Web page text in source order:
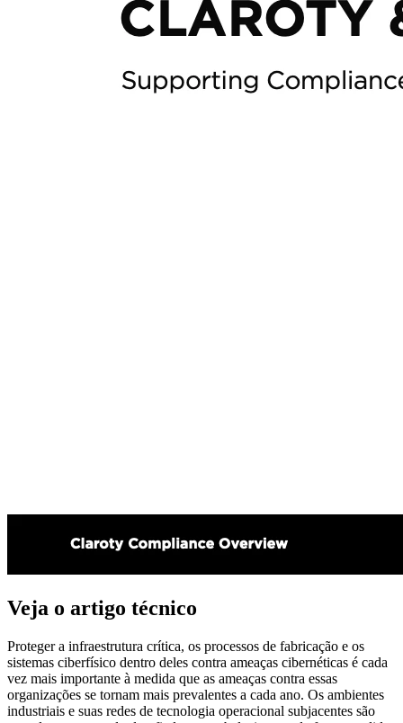
Veja o artigo técnico
Proteger a infraestrutura crítica, os processos de fabricação e os
sistemas ciberfísico dentro deles contra ameaças cibernéticas é cada
vez mais importante à medida que as ameaças contra essas
organizações se tornam mais prevalentes a cada ano. Os ambientes
industriais e suas redes de tecnologia operacional subjacentes são